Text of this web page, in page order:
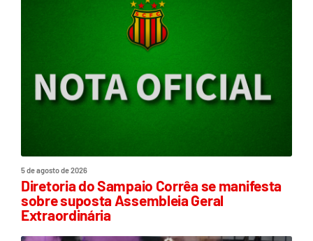
5 de agosto de 2026
Diretoria do Sampaio Corrêa se manifesta
sobre suposta Assembleia Geral
Extraordinária